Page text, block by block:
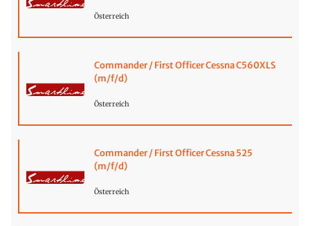
Österreich
Commander / First Officer Cessna C560XLS
(m/f/d)
Österreich
Commander / First Officer Cessna 525
(m/f/d)
Österreich